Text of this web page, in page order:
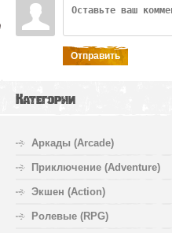
Отправить
Категории
Аркады (Arcade)
Приключение (Adventure)
Экшен (Action)
Ролевые (RPG)